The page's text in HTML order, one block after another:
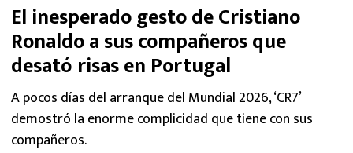
RAYADOS
PUMAS
ATLANTE
SELECCIÓN MEXICANA
El inesperado gesto de Cristiano
Ronaldo a sus compañeros que
desató risas en Portugal
A pocos días del arranque del Mundial 2026, ‘CR7’
demostró la enorme complicidad que tiene con sus
compañeros.